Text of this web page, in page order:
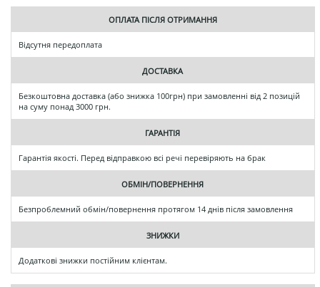
ОПЛАТА ПІСЛЯ ОТРИМАННЯ
Відсутня передоплата
ДОСТАВКА
Безкоштовна доставка (або знижка 100грн) при замовленні від 2 позицій
на суму понад 3000 грн.
ГАРАНТІЯ
Гарантія якості. Перед відправкою всі речі перевіряють на брак
ОБМІН/ПОВЕРНЕННЯ
Безпроблемний обмін/повернення протягом 14 днів після замовлення
ЗНИЖКИ
Додаткові знижки постійним клієнтам.